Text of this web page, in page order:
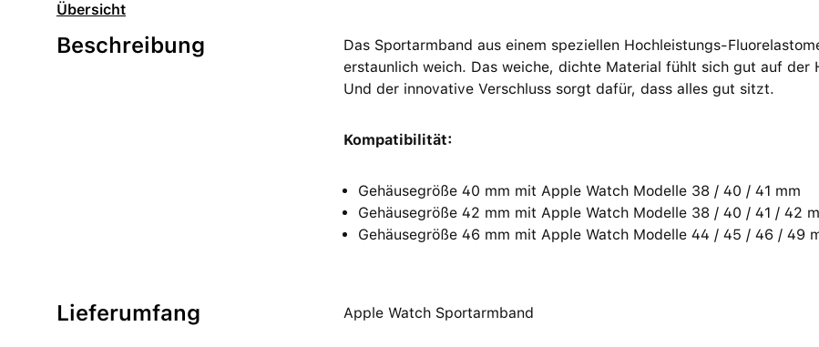
Übersicht
Beschreibung
Das Sportarmband aus einem speziellen Hochleistungs-
erstaunlich weich. Das weiche, dichte Material fühlt sich gut auf der
Und der innovative Verschluss sorgt dafür, dass alles gut sitzt.
Kompatibilität:
Gehäusegröße 40 mm mit Apple Watch Modelle 38 / 40 / 41 mm
Gehäusegröße 42 mm mit Apple Watch Modelle 38 / 40 / 41 / 42
Gehäusegröße 46 mm mit Apple Watch Modelle 44 / 45 / 46 / 49
Lieferumfang Apple Watch Sportarmband